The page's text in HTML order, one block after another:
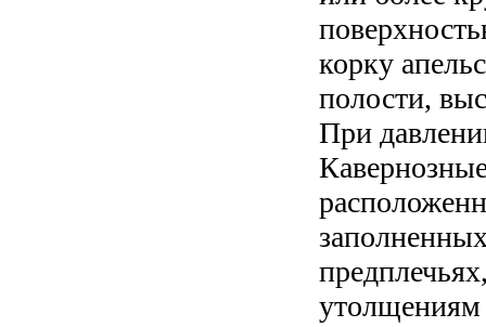
корку
полости,
При
утолщениям